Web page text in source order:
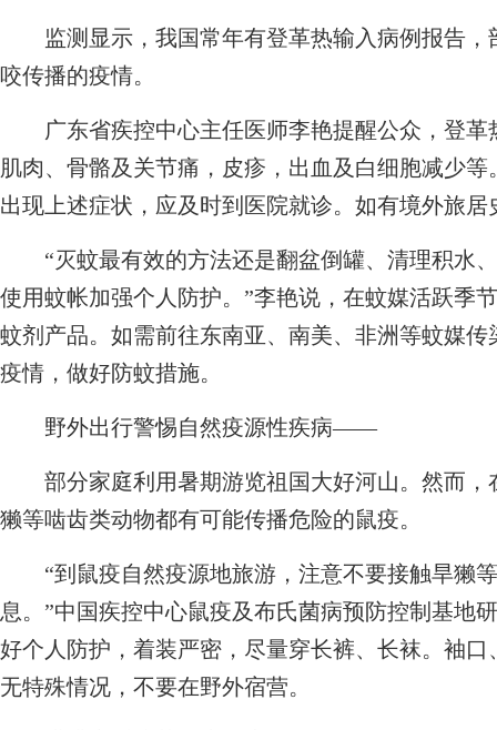
监测显示，我国常年有登革热输入病例报告，
咬传播的疫情。
广东省疾控中心主任医师李艳提醒公众，登革
肌肉、骨骼及关节痛，皮疹，出血及白细胞减少
出现上述症状，应及时到医院就诊。如有境外旅
“灭蚊最有效的方法还是翻盆倒罐、清理积水
使用蚊帐加强个人防护。”李艳说，在蚊媒活跃季
蚊剂产品。如需前往东南亚、南美、非洲等蚊媒
疫情，做好防蚊措施。
野外出行警惕自然疫源性疾病——
部分家庭利用暑期游览祖国大好河山。然而，
獭等啮齿类动物都有可能传播危险的鼠疫。
“到鼠疫自然疫源地旅游，注意不要接触旱獭
息。”中国疾控中心鼠疫及布氏菌病预防控制基地
好个人防护，着装严密，尽量穿长裤、长袜。袖
无特殊情况，不要在野外宿营。